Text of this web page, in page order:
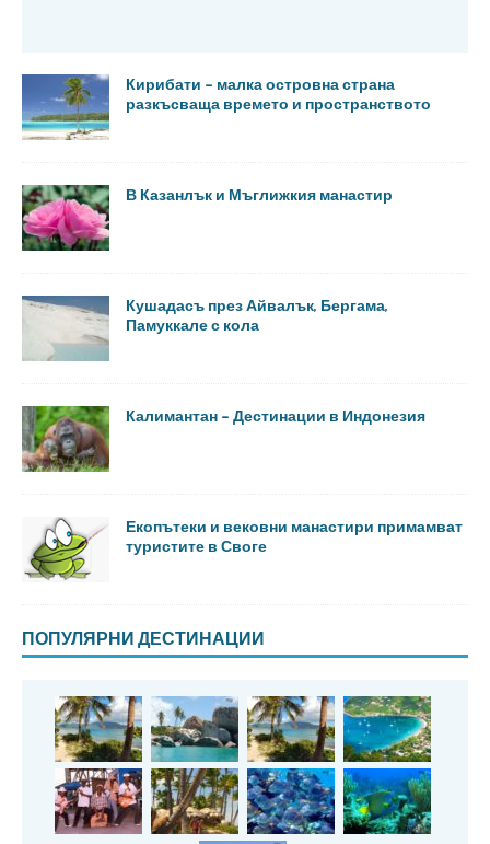
Кирибати – малка островна страна
разкъсваща времето и пространството
В Казанлък и Мъглижкия манастир
Кушадасъ през Айвалък, Бергама,
Памуккале с кола
Калимантан – Дестинации в Индонезия
Екопътеки и вековни манастири примамват
туристите в Своге
ПОПУЛЯРНИ ДЕСТИНАЦИИ